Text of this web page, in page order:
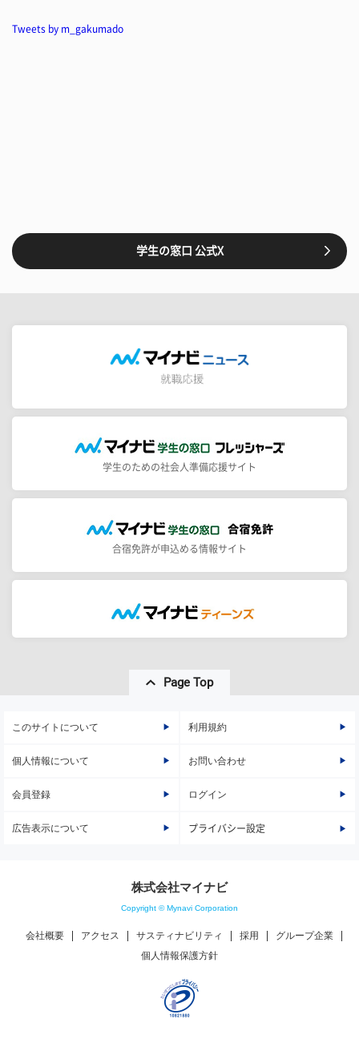
Tweets by m_gakumado
学生の窓口 公式X
学生のための社会人準備応援サイト
合宿免許が申込める情報サイト
Page Top
このサイトについて 利用規約
個人情報について お問い合わせ
会員登録 ログイン
広告表示について プライバシー設定
株式会社マイナビ
Copyright © Mynavi Corporation
会社概要 アクセス サスティナビリティ 採用
グループ企業
個人情報保護方針